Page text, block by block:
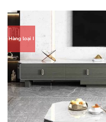
Hàng loại I